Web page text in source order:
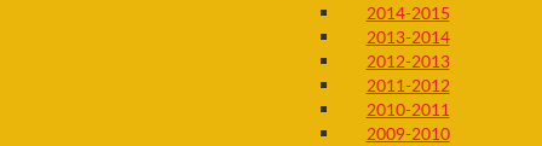
2014-2015
2013-2014
2012-2013
2011-2012
2010-2011
2009-2010